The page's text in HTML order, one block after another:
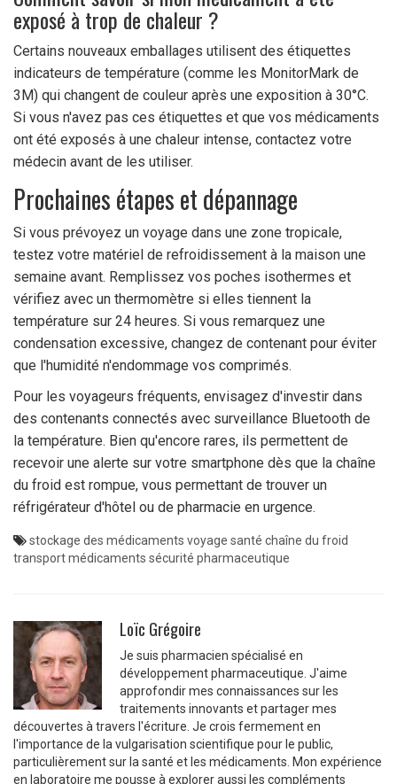
exposé à trop de chaleur ?
Certains nouveaux emballages utilisent des étiquettes
indicateurs de température (comme les MonitorMark de
3M) qui changent de couleur après une exposition à 30°C.
Si vous n'avez pas ces étiquettes et que vos médicaments
ont été exposés à une chaleur intense, contactez votre
médecin avant de les utiliser.
Prochaines étapes et dépannage
Si vous prévoyez un voyage dans une zone tropicale,
testez votre matériel de refroidissement à la maison une
semaine avant. Remplissez vos poches isothermes et
vérifiez avec un thermomètre si elles tiennent la
température sur 24 heures. Si vous remarquez une
condensation excessive, changez de contenant pour éviter
que l'humidité n'endommage vos comprimés.
Pour les voyageurs fréquents, envisagez d'investir dans
des contenants connectés avec surveillance Bluetooth de
la température. Bien qu'encore rares, ils permettent de
recevoir une alerte sur votre smartphone dès que la chaîne
du froid est rompue, vous permettant de trouver un
réfrigérateur d'hôtel ou de pharmacie en urgence.
stockage des médicaments voyage santé chaîne du froid
transport médicaments sécurité pharmaceutique
Loïc Grégoire
Je suis pharmacien spécialisé en
développement pharmaceutique. J'aime
approfondir mes connaissances sur les
traitements innovants et partager mes
découvertes à travers l'écriture. Je crois fermement en
l'importance de la vulgarisation scientifique pour le public,
particulièrement sur la santé et les médicaments. Mon expérience
en laboratoire me pousse à explorer aussi les compléments